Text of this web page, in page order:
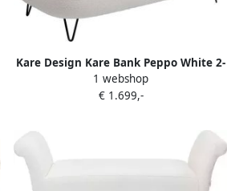
Kare Design Kare Bank Peppo White 2-
zits
1 webshop
€ 1.699,-